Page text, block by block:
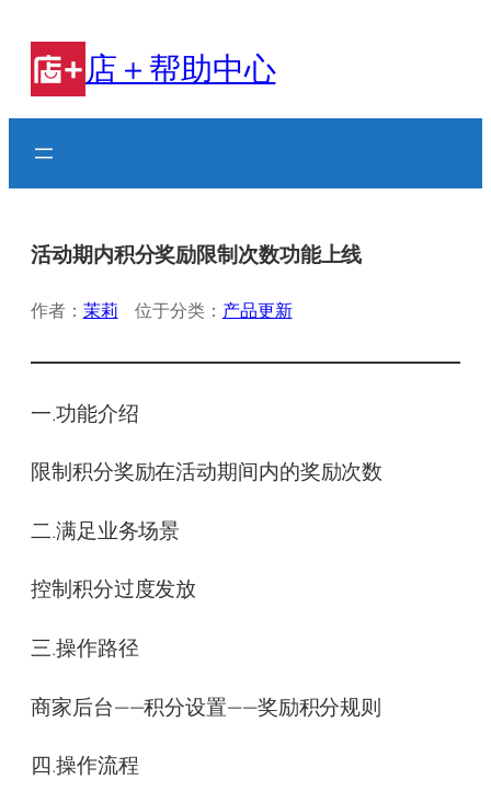
店＋帮助中心
活动期内积分奖励限制次数功能上线
作者： 茉莉 位于分类： 产品更新
一.功能介绍
限制积分奖励在活动期间内的奖励次数
二.满足业务场景
控制积分过度发放
三.操作路径
商家后台——积分设置——奖励积分规则
四.操作流程